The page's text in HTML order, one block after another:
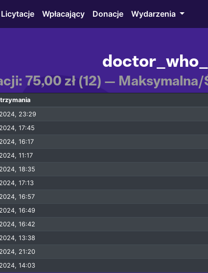
Licytacje Wpłacający Donacje Wydarzenia
doctor_who_
75,00 zł (12) —
23:29
17:45
16:17
11:17
18:35
17:13
16:57
16:49
16:42
13:38
21:20
14:03